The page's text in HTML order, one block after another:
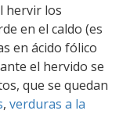
hervir los
en el caldo (es
en ácido fólico
el hervido se
que se quedan
, verduras a la